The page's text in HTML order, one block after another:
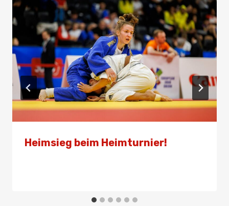
Heimsieg beim Heimturnier!